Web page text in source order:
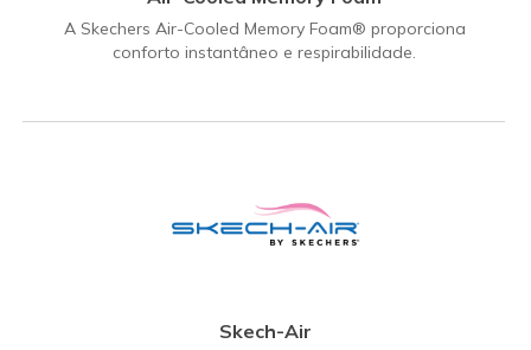
A Skechers Air-Cooled Memory Foam® proporciona
conforto instantâneo e respirabilidade.
Skech-Air